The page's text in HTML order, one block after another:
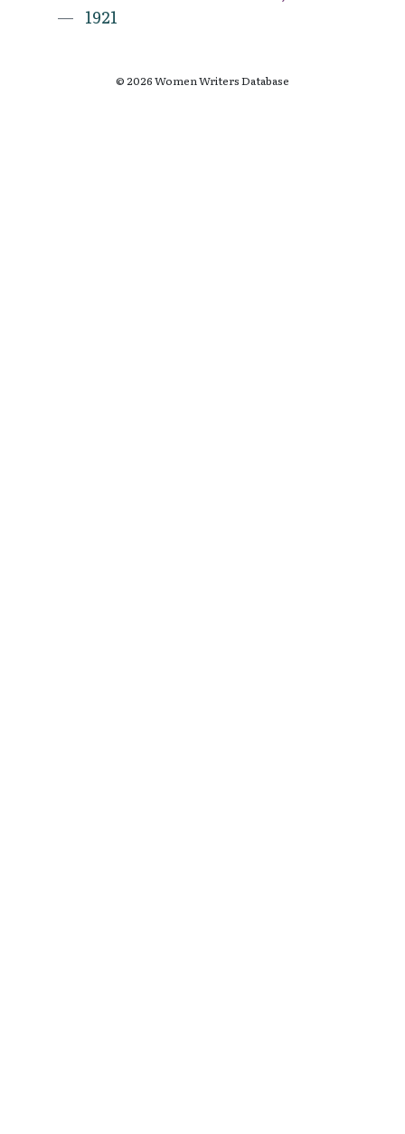
1921
© 2026 Women Writers Database